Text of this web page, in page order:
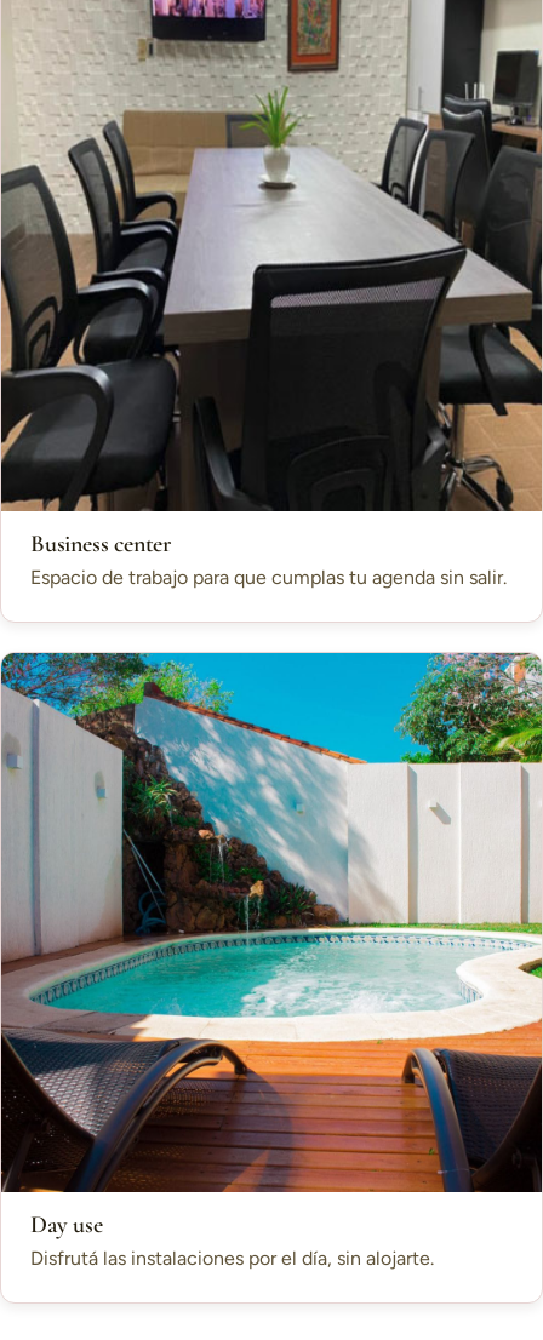
Business center
Espacio de trabajo para que cumplas tu agenda sin salir.
Day use
Disfrutá las instalaciones por el día, sin alojarte.